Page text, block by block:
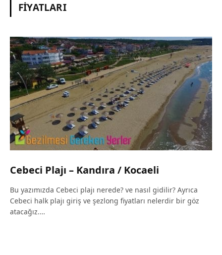
FIYATLARI
Cebeci Plajı – Kandıra / Kocaeli
Bu yazımızda Cebeci plajı nerede? ve nasıl gidilir? Ayrıca
Cebeci halk plajı giriş ve şezlong fiyatları nelerdir bir göz
atacağız.…